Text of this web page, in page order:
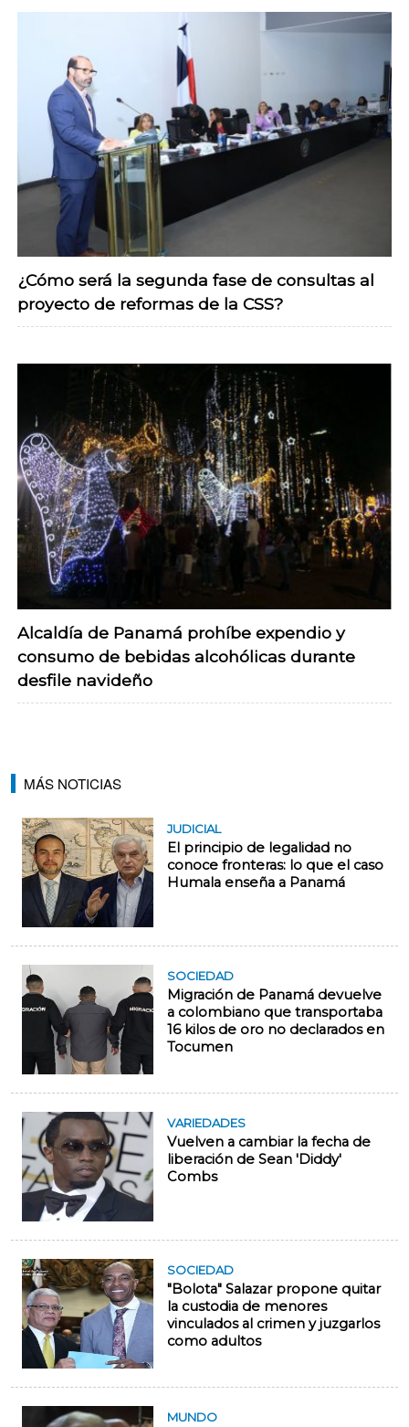
¿Cómo será la segunda fase de consultas al
proyecto de reformas de la CSS?
Alcaldía de Panamá prohíbe expendio y
consumo de bebidas alcohólicas durante
desfile navideño
MÁS NOTICIAS
JUDICIAL
El principio de legalidad no
conoce fronteras: lo que el caso
Humala enseña a Panamá
SOCIEDAD
Migración de Panamá devuelve
a colombiano que transportaba
16 kilos de oro no declarados en
Tocumen
VARIEDADES
Vuelven a cambiar la fecha de
liberación de Sean 'Diddy'
Combs
SOCIEDAD
"Bolota" Salazar propone quitar
la custodia de menores
vinculados al crimen y juzgarlos
como adultos
MUNDO